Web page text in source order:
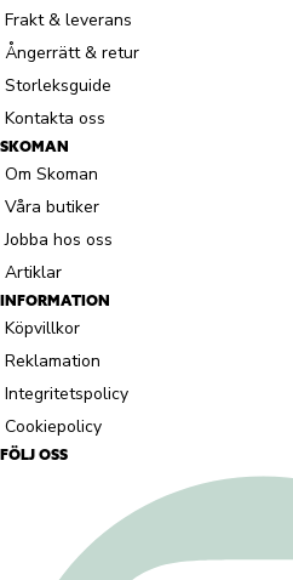
Frakt & leverans
Ångerrätt & retur
Storleksguide
Kontakta oss
SKOMAN
Om Skoman
Våra butiker
Jobba hos oss
Artiklar
INFORMATION
Köpvillkor
Reklamation
Integritetspolicy
Cookiepolicy
FÖLJ OSS